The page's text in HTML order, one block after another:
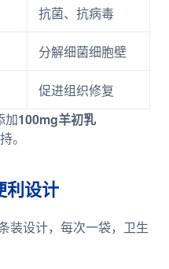
抗菌、抗病毒
分解细菌细胞壁
促进组织修复
加100mg羊初乳
。
利设计
装设计，每次一袋，卫生